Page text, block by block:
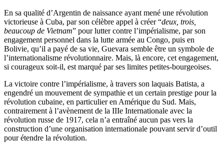
En sa qualité d’Argentin de naissance ayant mené une révolution
victorieuse à Cuba, par son célèbre appel à créer “deux, trois,
beaucoup de Vietnam” pour lutter contre l’impérialisme, par son
engagement personnel dans la lutte armée au Congo, puis en
Bolivie, qu’il a payé de sa vie, Guevara semble être un symbole de
l’internationalisme révolutionnaire. Mais, là encore, cet engagement,
si courageux soit-il, est marqué par ses limites petites-bourgeoises.
La victoire contre l’impérialisme, à travers son laquais Batista, a
engendré un mouvement de sympathie et un certain prestige pour la
révolution cubaine, en particulier en Amérique du Sud. Mais,
contrairement à l’avènement de la IIIe Internationale avec la
révolution russe de 1917, cela n’a entraîné aucun pas vers la
construction d’une organisation internationale pouvant servir d’outil
pour étendre la révolution.